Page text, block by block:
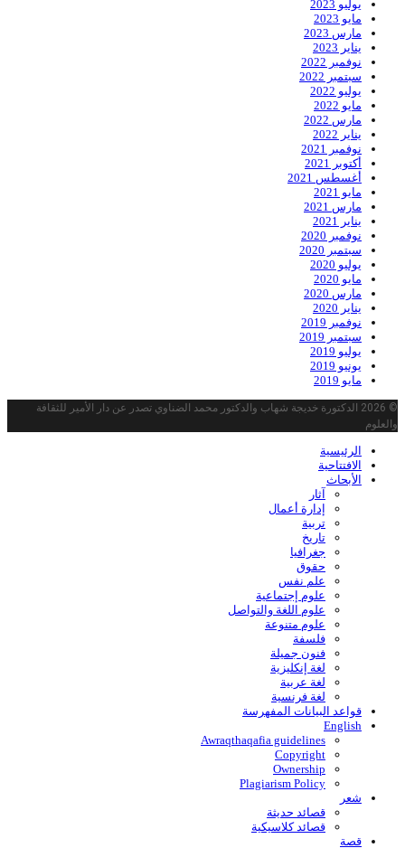
يوليو 2023
مايو 2023
مارس 2023
يناير 2023
نوفمبر 2022
سبتمبر 2022
يوليو 2022
مايو 2022
مارس 2022
يناير 2022
نوفمبر 2021
أكتوبر 2021
أغسطس 2021
مايو 2021
مارس 2021
يناير 2021
نوفمبر 2020
سبتمبر 2020
يوليو 2020
مايو 2020
مارس 2020
يناير 2020
نوفمبر 2019
سبتمبر 2019
يوليو 2019
يونيو 2019
مايو 2019
© 2026 الدكتورة خديجة شهاب والدكتور محمد الضناوي تصدر عن دار الأمير للثقافة
والعلوم
الرئيسية
الافتتاحية
الأبحاث
آثار
إدارة أعمال
تربية
تاريخ
جغرافيا
حقوق
علم نفس
علوم إجتماعية
علوم اللغة والتواصل
علوم متنوعة
فلسفة
فنون جميلة
لغة إنكليزية
لغة عربية
لغة فرنسية
قواعد البیانات المفهرسة
English
Awraqthaqafia guidelines
Copyright
Ownership
Plagiarism Policy
شعر
قصائد حديثة
قصائد كلاسيكية
قصة